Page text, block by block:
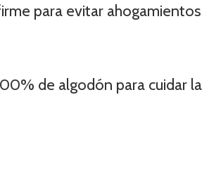
para evitar ahogamientos
de algodón para cuidar la